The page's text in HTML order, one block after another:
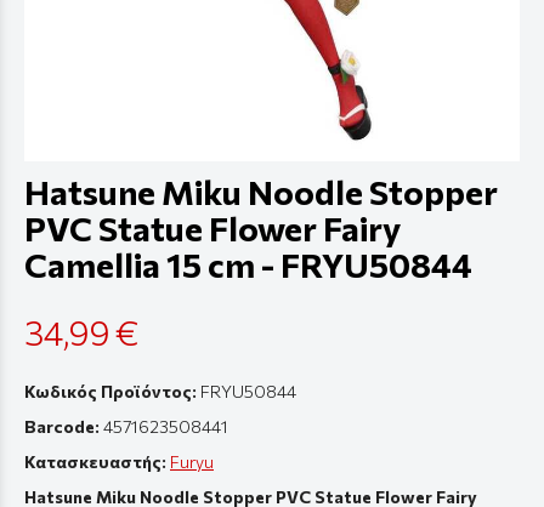
Hatsune Miku Noodle Stopper
PVC Statue Flower Fairy
Camellia 15 cm - FRYU50844
34,99 €
Κωδικός Προϊόντος: FRYU50844
Barcode: 4571623508441
Κατασκευαστής: Furyu
Hatsune Miku Noodle Stopper PVC Statue Flower Fairy